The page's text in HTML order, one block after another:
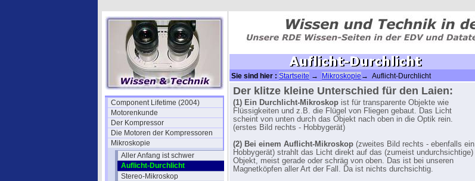
Component Lifetime (2004)
Motorenkunde
Der Kompressor
Die Motoren der Kompressoren
Mikroskopie
Aller Anfang ist schwer
Auflicht-Durchlicht
Stereo-Mikroskop
Sie sind hier : Startseite → Mikroskopie → Auflicht-Durchlicht
Der klitze kleine Unterschied für den Laien:
(1) Ein Durchlicht-Mikroskop ist für transparente Objekte wie
Flüssigkeiten und z.B. die Flügel von Fliegen gebaut. Das Licht
scheint von unten durch das Objekt nach oben in die Optik rein.
(erstes Bild rechts - Hobbygerät)
(2) Bei einem Auflicht-Mikroskop (zweites Bild rechts - ebenfalls ein
Hobbygerät) strahlt das Licht direkt auf das (zumeist undurchsichtige)
Objekt, meist gerade oder schräg von oben. Das ist bei unseren
Magnetköpfen aller Art der Fall. Da ist nichts durchsichtig.